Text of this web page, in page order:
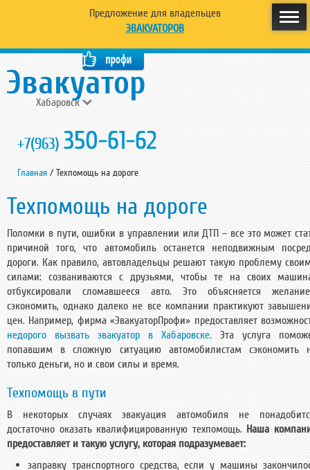
Предложение для владельцев
ЭВАКУАТОРОВ
Хабаровск
+7(963) 350-61-62
Главная /Техпомощь на дороге
Техпомощь на дороге
Поломки в пути, ошибки в управлении или ДТП – все это может
причиной того, что автомобиль останется неподвижным
дороги. Как правило, автовладельцы решают такую проблему
силами: созваниваются с друзьями, чтобы те на своих
отбуксировали сломавшееся авто. Это объясняется
сэкономить, однако далеко не все компании практикуют
цен. Например, фирма «ЭвакуаторПрофи» предоставляет
недорого вызвать эвакуатор в Хабаровске. Эта услуга
попавшим в сложную ситуацию автомобилистам сэкономить
только деньги, но и свои силы и время.
Техпомощь в пути
В некоторых случаях эвакуация автомобиля не
достаточно оказать квалифицированную техпомощь. Наша
предоставляет и такую услугу, которая подразумевает:
заправку транспортного средства, если у машины